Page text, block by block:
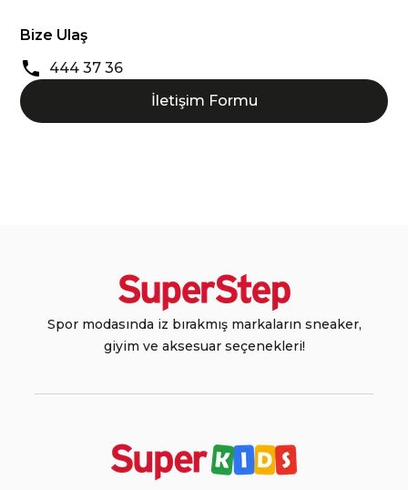
Bize Ulaş
444 37 36
İletişim Formu
Spor modasında iz bırakmış markaların sneaker,
giyim ve aksesuar seçenekleri!